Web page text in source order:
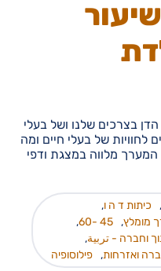
בצרכים שלנו ושל בעלי
לחוויות של בעלי חיים ומה
מלווה במצגת ודפי
, כיתות ד ה ו,
מומלץ,
45 -60
,
וחברה - تربية,
ואזרחות, פילוסופיה